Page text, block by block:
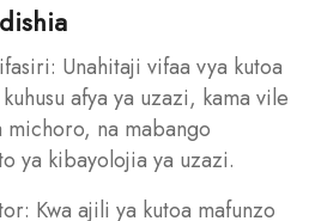
Unahitaji vifaa vya kutoa
afya ya uzazi, kama vile
na mabango
ya kibayolojia ya uzazi.
Kwa ajili ya kutoa mafunzo